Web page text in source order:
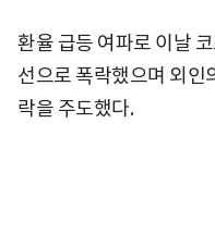
환율 급등 여파로 이날
선으로 폭락했으며 외인
락을 주도했다.